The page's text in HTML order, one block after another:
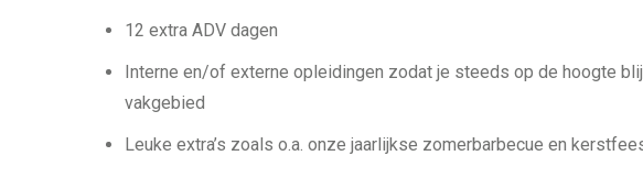
12 extra ADV dagen
Interne en/of externe opleidingen zodat je steeds op de hoogte
vakgebied
Leuke extra’s zoals o.a. onze jaarlijkse zomerbarbecue en